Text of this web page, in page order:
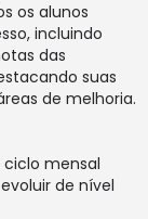
os alunos
incluindo
das
suas
de melhoria.
mensal
de nível